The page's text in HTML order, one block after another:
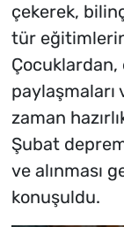
çekerek,
tür
zaman
Şubat
ve alınması
konuşuldu.